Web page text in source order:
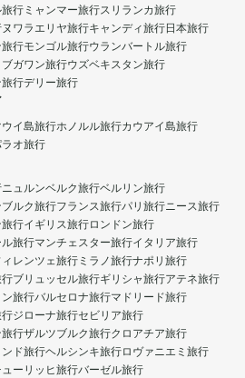
行 ミャンマー旅行スリランカ旅行
ヌワラエリヤ旅行キャンディ旅行日本旅行
行モンゴル旅行ウランバートル旅行
ガワン旅行ウズベキスタン旅行
行デリー旅行
ウイ島旅行ホノルル旅行カウアイ島旅行
オ旅行
ニュルンベルク旅行ベルリン旅行
ルク旅行フランス旅行パリ旅行ニース旅行
旅行イギリス旅行ロンドン旅行
ル旅行マンチェスター旅行イタリア旅行
ィレンツェ旅行 ミラノ旅行ナポリ旅行
ブリュッセル旅行ギリシャ旅行アテネ旅行
旅行バルセロナ旅行マドリード旅行
ジローナ旅行セビリア旅行
行ザルツブルク旅行クロアチア旅行
ド旅行ヘルシンキ旅行ロヴァニエミ旅行
ーリッヒ旅行バーゼル旅行